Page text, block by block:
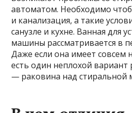
автоматом. Необходимо
и канализация, а такие
санузле и кухне. Ванная для
машины рассматривается в
Даже если она имеет совсем
есть один неплохой
— раковина над стиральной